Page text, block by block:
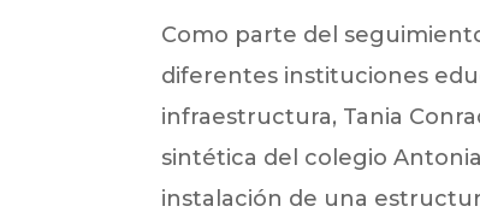
Como parte del
diferentes instituciones
infraestructura, Tania
sintética del colegio
instalación de una